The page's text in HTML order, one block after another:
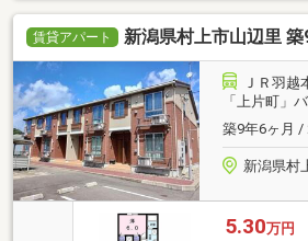
賃貸アパート 新潟県村上市山辺里
ＪＲ羽越
「上片町」
築9年6ヶ月 /
新潟県村
5.30万円